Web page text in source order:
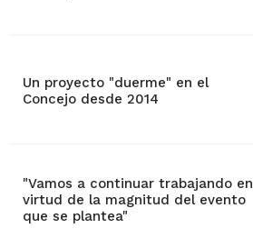
Un proyecto "duerme" en el
Concejo desde 2014
"Vamos a continuar trabajando en
virtud de la magnitud del evento
que se plantea"